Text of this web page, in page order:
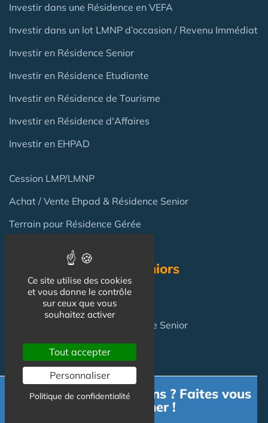
Investir dans une Résidence en VEFA
Investir dans un lot LMNP d’occasion / Revenu Immédiat
Investir en Résidence Senior
Investir en Résidence Etudiante
Investir en Résidence de Tourisme
Investir en Résidence d'Affaires
Investir en EHPAD
Cession LMP/LMNP
Achat / Vente Ehpad & Résidence Senior
Terrain pour Résidence Gérée
Résidence Services Seniors
Résidence Services Seniors
en Résidence Senior
FAQ
Investir en Résidence Senior : pièges et risques ?
Besoin d'informations ? Faites vous
accompagner !
Ce site utilise des cookies
et vous donne le contrôle
sur ceux que vous
souhaitez activer
Tout accepter
Personnaliser
Politique de confidentialité